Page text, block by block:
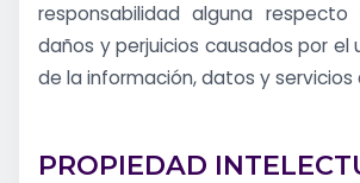
responsabilidad alguna
daños y perjuicios causados por el
de la información, datos y servicios
PROPIEDAD